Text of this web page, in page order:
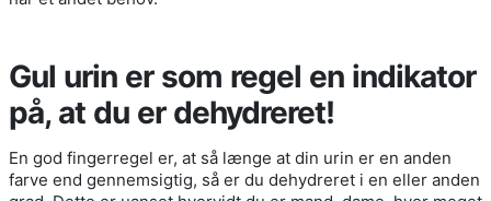
Gul urin er som regel en indikator
på, at du er dehydreret!
En god fingerregel er, at så længe at din urin er en anden
farve end gennemsigtig, så er du dehydreret i en eller anden